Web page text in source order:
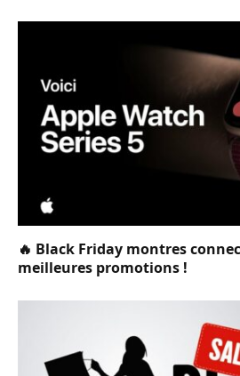
🔥 Black Friday montres
meilleures promotions !